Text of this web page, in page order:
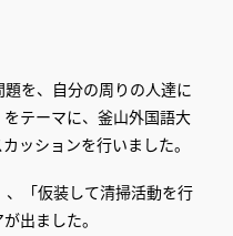
を、自分の周りの人達に
テーマに、釜山外国語大
ッションを行いました。
、「仮装して清掃活動を行
出ました。